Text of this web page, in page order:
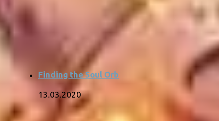
Finding the Soul Orb
13.03.2020